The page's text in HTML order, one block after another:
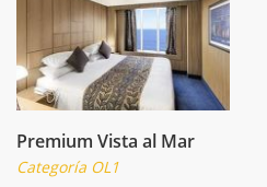
Premium Vista al Mar
Categoría OL1